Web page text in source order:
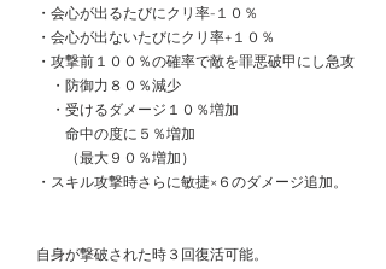
・会心が出るたびにクリ率-１０％
・会心が出ないたびにクリ率+１０％
・攻撃前１００％の確率で敵を罪悪破甲にし急攻
・防御力８０％減少
・受けるダメージ１０％増加
命中の度に５％増加
（最大９０％増加）
・スキル攻撃時さらに敏捷×６のダメージ追加。
自身が撃破された時３回復活可能。